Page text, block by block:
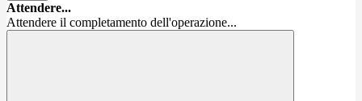
Attendere...
Attendere il completamento dell'operazione...